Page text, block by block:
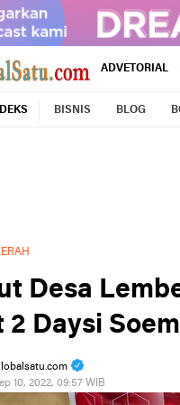
ADVETORIAL
BISNIS BLOG
Desa
2 Daysi
10, 2022, 09:57 WIB